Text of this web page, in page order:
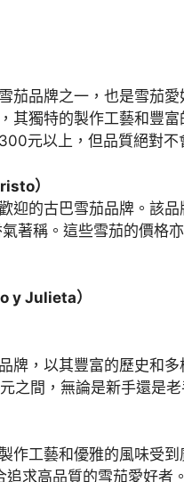
茄品牌之一，也是雪茄
其獨特的製作工藝和豐
元以上，但品質絕對不
）
迎的古巴雪茄品牌。該
著稱。這些雪茄的價格
y Julieta）
牌，以其豐富的歷史和
之間，無論是新手還是老
作工藝和優雅的風味受
求高品質的雪茄愛好者。